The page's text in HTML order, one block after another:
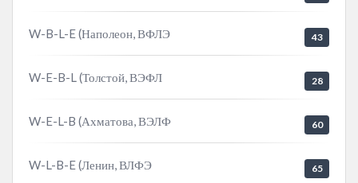
W-B-L-E (Наполеон, ВФЛЭ 43
W-E-B-L (Толстой, ВЭФЛ 28
W-E-L-B (Ахматова, ВЭЛФ 60
W-L-B-E (Ленин, ВЛФЭ 65